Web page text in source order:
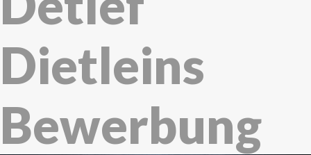
Dietleins
Bewerbung